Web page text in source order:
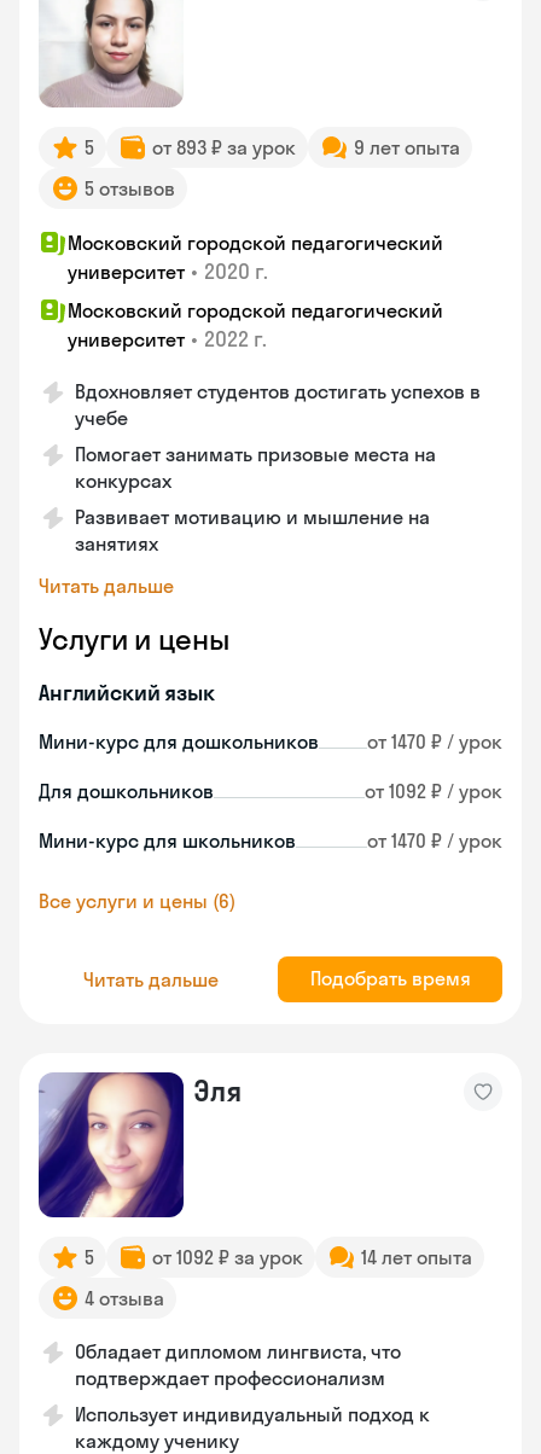
5 от 893 ₽ за урок
9 лет опыта
5 отзывов
Московский городской педагогический
университет • 2020 г.
Московский городской педагогический
университет • 2022 г.
Вдохновляет студентов достигать успехов в
учебе
Помогает занимать призовые места на
конкурсах
Развивает мотивацию и мышление на
занятиях
Читать дальше
Услуги и цены
Английский язык
Мини-курс для дошкольников от 1470 ₽ / урок
Для дошкольников от 1092 ₽ / урок
Мини-курс для школьников от 1470 ₽ / урок
Все услуги и цены (6)
Читать дальше Подобрать время
Эля
5 от 1092 ₽ за урок
14 лет опыта
4 отзыва
Обладает дипломом лингвиста, что
подтверждает профессионализм
Использует индивидуальный подход к
каждому ученику